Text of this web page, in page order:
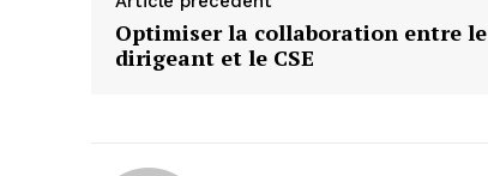
Optimiser la collaboration entre le
dirigeant et le CSE